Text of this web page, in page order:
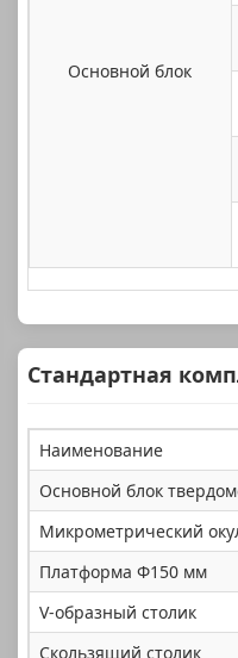
Основной блок
Стандартная
Наименование
Основной блок
Микрометрический
Платформа Φ150 мм
V-образный столик
Скользящий столик